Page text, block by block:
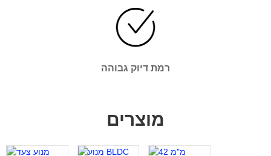
רמת דיוק גבוהה
מוצרים